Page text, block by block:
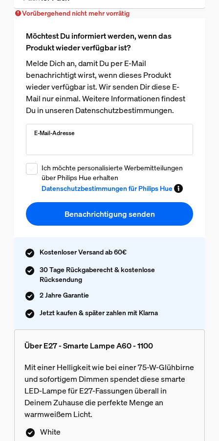
Vorübergehend nicht mehr vorrätig
Vorübergehend nicht mehr vorrätig
Möchtest Du informiert werden, wenn das
Produkt wieder verfügbar ist?
Melde Dich an, damit Du per E-Mail
benachrichtigt wirst, wenn dieses Produkt
wieder verfügbar ist. Wir senden Dir diese E-
Mail nur einmal. Weitere Informationen findest
Du in unseren Datenschutzbestimmungen.
E-Mail-Adresse
Ich möchte personalisierte Werbemitteilungen
über Philips Hue erhalten
Datenschutzbestimmungen für Philips Hue
Benachrichtigung senden
Kostenloser Versand ab 60€
30 Tage Rückgaberecht & kostenlose
Rücksendung
2 Jahre Garantie
Jetzt kaufen & später zahlen mit Klarna
Über E27 - Smarte Lampe A60 - 1100
Mit einer Helligkeit wie bei einer 75-W-Glühbirne
und sofortigem Dimmen spendet diese smarte
LED-Lampe für E27-Fassungen überall in
Deinem Zuhause die perfekte Menge an
warmweißem Licht.
White